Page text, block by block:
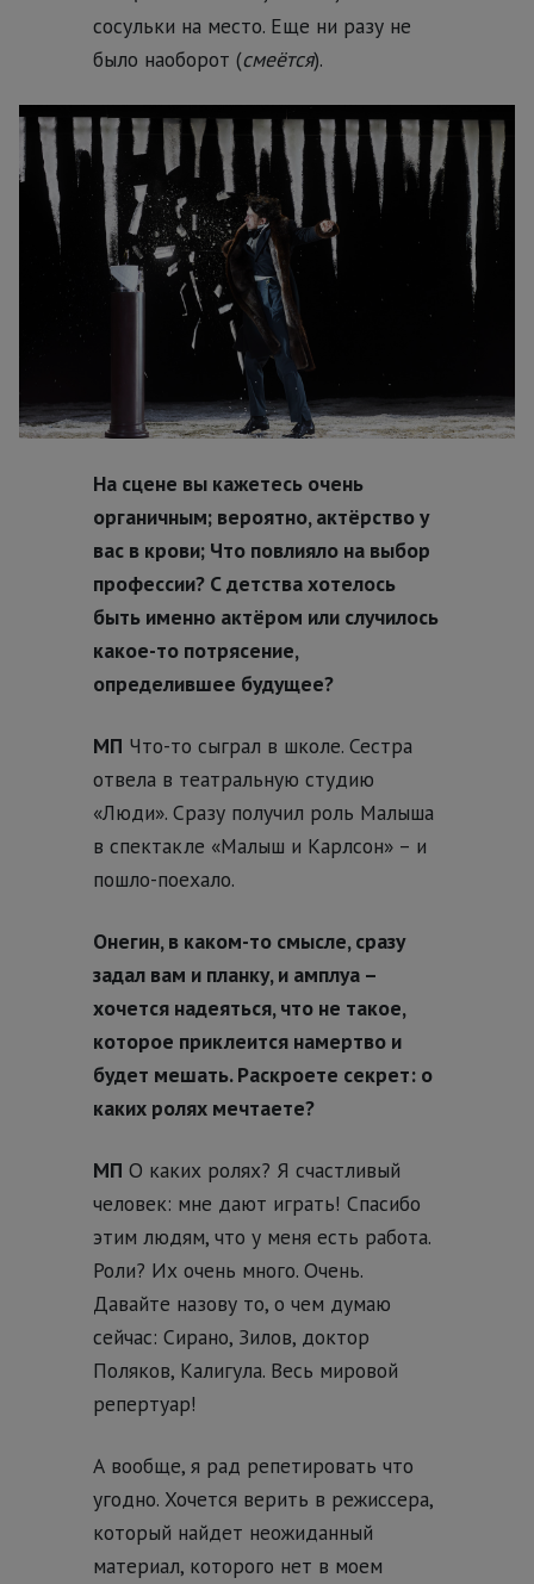
сосульки на место. Еще ни разу не
было наоборот (смеётся).
На сцене вы кажетесь очень
органичным; вероятно, актёрство у
вас в крови; Что повлияло на выбор
профессии? С детства хотелось
быть именно актёром или случилось
какое-то потрясение,
определившее будущее?
МП Что-то сыграл в школе. Сестра
отвела в театральную студию
«Люди». Сразу получил роль Малыша
в спектакле «Малыш и Карлсон» – и
пошло-поехало.
Онегин, в каком-то смысле, сразу
задал вам и планку, и амплуа –
хочется надеяться, что не такое,
которое приклеится намертво и
будет мешать. Раскроете секрет: о
каких ролях мечтаете?
МП О каких ролях? Я счастливый
человек: мне дают играть! Спасибо
этим людям, что у меня есть работа.
Роли? Их очень много. Очень.
Давайте назову то, о чем думаю
сейчас: Сирано, Зилов, доктор
Поляков, Калигула. Весь мировой
репертуар!
А вообще, я рад репетировать что
угодно. Хочется верить в режиссера,
который найдет неожиданный
материал, которого нет в моем